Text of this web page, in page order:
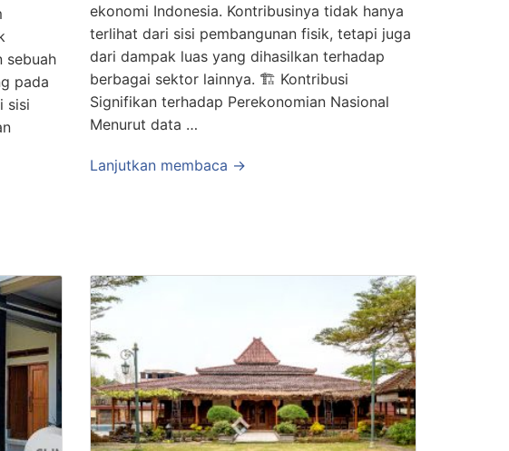
sebuah
pada
sisi
ekonomi Indonesia. Kontribusinya tidak hanya
terlihat dari sisi pembangunan fisik, tetapi juga
dari dampak luas yang dihasilkan terhadap
berbagai sektor lainnya. 🏗️ Kontribusi
Signifikan terhadap Perekonomian Nasional
Menurut data …
Lanjutkan membaca →